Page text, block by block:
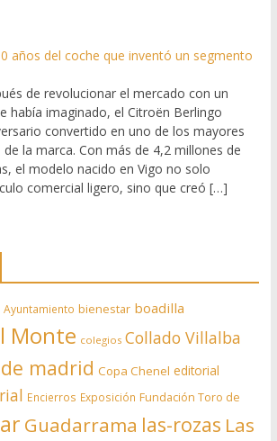
años del coche que inventó un segmento
de revolucionar el mercado con un
había imaginado, el Citroën Berlingo
convertido en uno de los mayores
la marca. Con más de 4,2 millones de
el modelo nacido en Vigo no solo
comercial ligero, sino que creó […]
Ayuntamiento bienestar boadilla
Monte colegios Collado Villalba
madrid Copa Chenel editorial
Encierros Exposición Fundación Toro de
Guadarrama las-rozas Las